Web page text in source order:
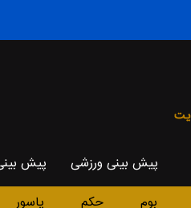
پیش بینی ورزشی پیش
بوم حکم پاسور